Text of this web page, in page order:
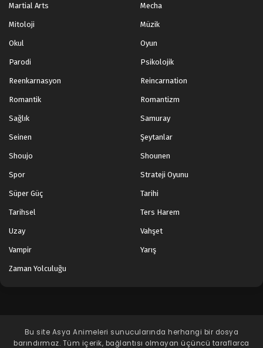
Martial Arts Mecha
Mitoloji Müzik
Okul Oyun
Parodi Psikolojik
Reenkarnasyon Reincarnation
Romantik Romantizm
Sağlık Samuray
Seinen Şeytanlar
Shoujo Shounen
Spor Strateji Oyunu
Süper Güç Tarihi
Tarihsel Ters Harem
Uzay Vahşet
Vampir Yarış
Zaman Yolculuğu
Bu site Asya Animeleri sunucularında herhangi bir dosya
barındırmaz. Tüm içerik, bağlantısı olmayan üçüncü taraflarca